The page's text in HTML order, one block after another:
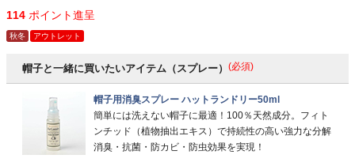
114 ポイント進呈
秋冬 アウトレット
帽子と一緒に買いたいアイテム（スプレー） (必須)
帽子用消臭スプレー ハットランドリー50ml
簡単には洗えない帽子に最適！100％天然成分。フィト
ンチッド（植物抽出エキス）で持続性の高い強力な分解
消臭・抗菌・防カビ・防虫効果を実現！